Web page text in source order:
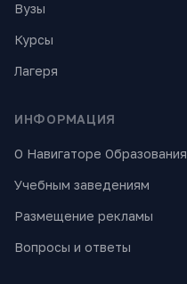
Вузы
Курсы
Лагеря
ИНФОРМАЦИЯ
О Навигаторе Образования
Учебным заведениям
Размещение рекламы
Вопросы и ответы